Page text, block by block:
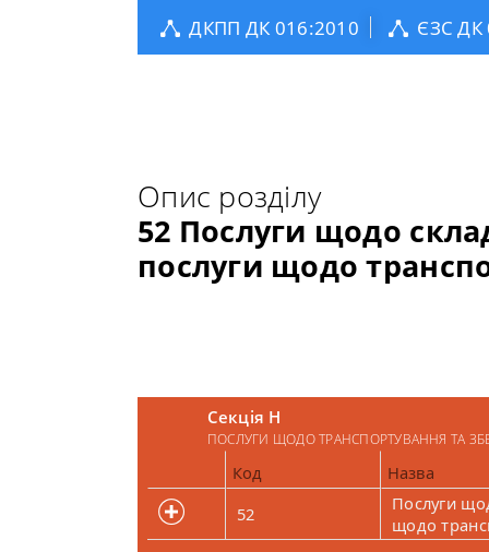
ДКПП ДК 016:2010 ЄЗС ДК
Опис розділу
52 Послуги щодо
послуги щодо
Секція H
ПОСЛУГИ ЩОДО ТРАНСПОРТУВАННЯ ТА
Код
Назва
52
Послуги
щодо